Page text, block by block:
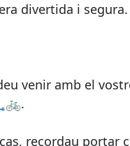
divertida i
venir amb el
recordau portar